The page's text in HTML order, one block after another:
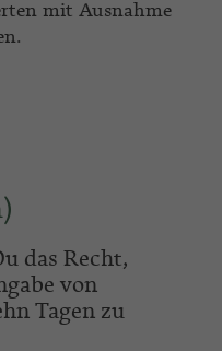
mit Ausnahme
das Recht,
von
Tagen zu